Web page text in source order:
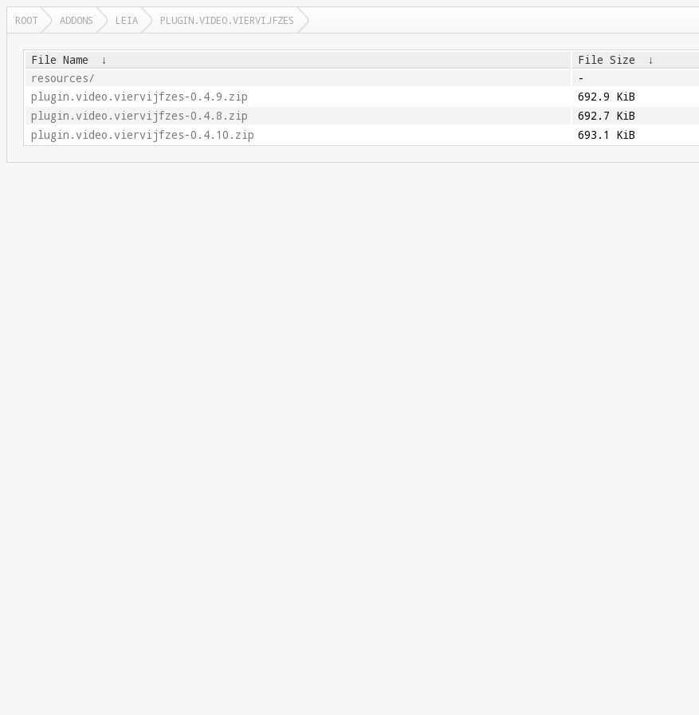
ROOT ADDONS LEIA PLUGIN.VIDEO.VIERVIJFZES
File Name ↓ File Size ↓
resources/
-
plugin.video.viervijfzes-0.4.9.zip
692.9 KiB
plugin.video.viervijfzes-0.4.8.zip
692.7 KiB
plugin.video.viervijfzes-0.4.10.zip
693.1 KiB